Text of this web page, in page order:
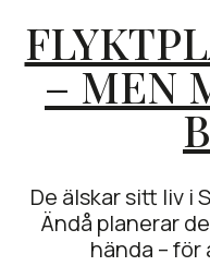
– MEN
De älskar sitt liv i
Ändå planerar
hända – för